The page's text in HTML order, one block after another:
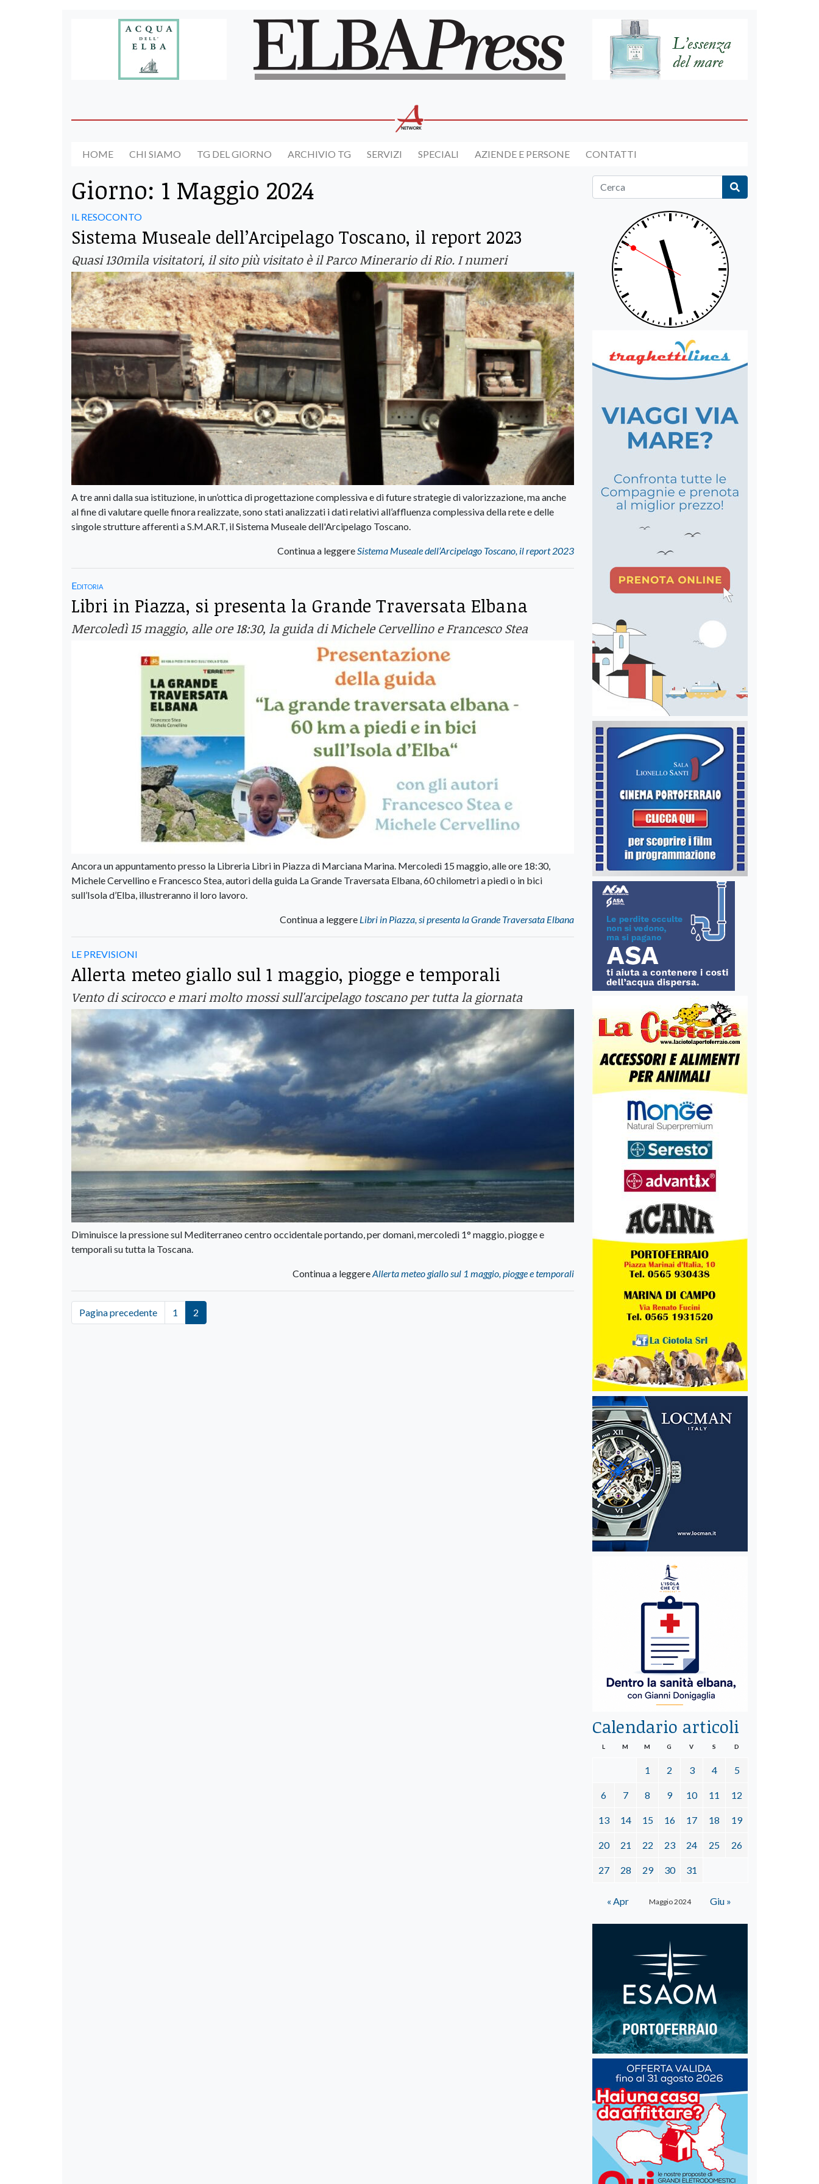
HOME CHI SIAMO TG DEL GIORNO ARCHIVIO TG SERVIZI SPECIALI AZIENDE E PERSONE CONTATTI
Giorno: 1 Maggio 2024
IL RESOCONTO
Sistema Museale dell’Arcipelago Toscano, il report 2023
Quasi 130mila visitatori, il sito più visitato è il Parco Minerario di Rio. I numeri
A tre anni dalla sua istituzione, in un’ottica di progettazione complessiva e di future strategie di valorizzazione, ma anche
al fine di valutare quelle finora realizzate, sono stati analizzati i dati relativi all’affluenza complessiva della rete e delle
singole strutture afferenti a S.M.AR.T, il Sistema Museale dell'Arcipelago Toscano.
Continua a leggere Sistema Museale dell’Arcipelago Toscano, il report 2023
Editoria
Libri in Piazza, si presenta la Grande Traversata Elbana
Mercoledì 15 maggio, alle ore 18:30, la guida di Michele Cervellino e Francesco Stea
Ancora un appuntamento presso la Libreria Libri in Piazza di Marciana Marina. Mercoledì 15 maggio, alle ore 18:30,
Michele Cervellino e Francesco Stea, autori della guida La Grande Traversata Elbana, 60 chilometri a piedi o in bici
sull’Isola d’Elba, illustreranno il loro lavoro.
Continua a leggere Libri in Piazza, si presenta la Grande Traversata Elbana
LE PREVISIONI
Allerta meteo giallo sul 1 maggio, piogge e temporali
Vento di scirocco e mari molto mossi sull'arcipelago toscano per tutta la giornata
Diminuisce la pressione sul Mediterraneo centro occidentale portando, per domani, mercoledì 1° maggio, piogge e
temporali su tutta la Toscana.
Continua a leggereAllerta meteo giallo sul 1 maggio, piogge e temporali
Pagina precedente 1 2
Calendario articoli
Maggio 2024
L M M G V S D
1 2 3 4 5
6 7 8 9 10 11 12
13 14 15 16 17 18 19
20 21 22 23 24 25 26
27 28 29 30 31
« Apr Giu »